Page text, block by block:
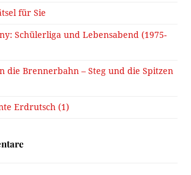
für Sie
Schülerliga und Lebensabend (1975-
die Brennerbahn – Steg und die Spitzen
Erdrutsch (1)